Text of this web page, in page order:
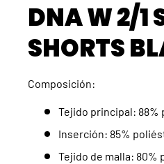
DNA W 2/1
SHORTS
Composición:
Tejido principal: 88%
Inserción: 85%
Tejido de malla: 80%